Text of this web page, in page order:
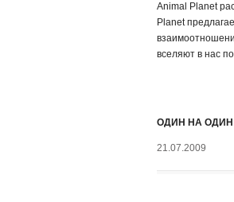
Animal Planet
Planet
вселяют в нас
ОДИН НА ОДИН
21.07.2009